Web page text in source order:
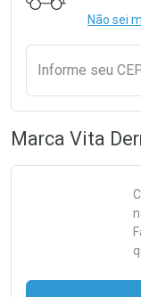
Não sei
Informe seu
Marca Vita